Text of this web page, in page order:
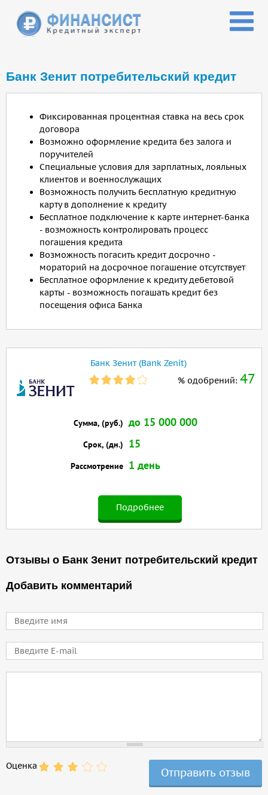
Банк Зенит потребительский кредит
Фиксированная процентная ставка на весь срок
договора
Возможно оформление кредита без залога и
поручителей
Специальные условия для зарплатных, лояльных
клиентов и военнослужащих
Возможность получить бесплатную кредитную
карту в дополнение к кредиту
Бесплатное подключение к карте интернет-банка
- возможность контролировать процесс
погашения кредита
Возможность погасить кредит досрочно -
мораторий на досрочное погашение отсутствует
Бесплатное оформление к кредиту дебетовой
карты - возможность погашать кредит без
посещения офиса Банка
Банк Зенит (Bank Zenit)
% одобрений: 47
Подробнее
Сумма, (руб.) до 15 000 000
Срок, (дн.) 15
Рассмотрение 1 день
Отзывы о Банк Зенит потребительский кредит
Добавить комментарий
Имя
E-mail
Оценка